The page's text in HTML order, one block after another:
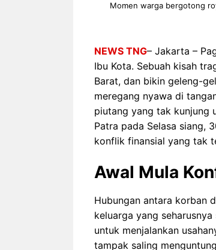
Momen warga bergotong
NEWS TNG– Jakarta –
Ibu Kota. Sebuah kisah
Barat, dan bikin geleng-
meregang nyawa di
piutang yang tak kunjung
Patra pada Selasa siang,
konflik finansial yang tak
Awal Mula
Hubungan antara korban
keluarga yang
untuk menjalankan
tampak saling